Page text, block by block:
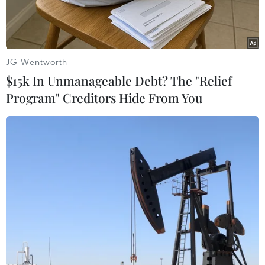
Toàn cảnh một phiên họp của Quốc hội Bolivia ở La Paz ngày
12/11/2019. (Nguồn: AFP/TTXVN)
Ngày 16/11, đảng Phong trào tiến lên chủ nghĩa
xã hội (MAS) của cựu Tổng thống Bolivia Evo
Morales, đang chiếm đa số tuyệt đối tại cả
JG Wentworth
$15k In Unmanageable Debt? The "Relief
Program" Creditors Hide From You